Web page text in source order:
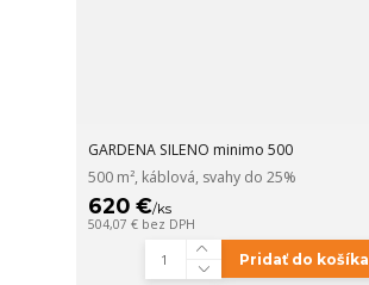
GARDENA SILENO minimo 500
500 m², káblová, svahy do 25%
620 €/ks
504,07 € bez DPH
Pridať do košíka